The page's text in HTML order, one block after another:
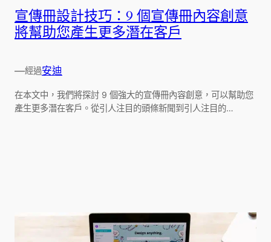
宣傳冊設計技巧：9 個宣傳冊內容創意
將幫助您產生更多潛在客戶
—經過安迪
在本文中，我們將探討 9 個強大的宣傳冊內容創意，可以幫助您
產生更多潛在客戶。從引人注目的頭條新聞到引人注目的…